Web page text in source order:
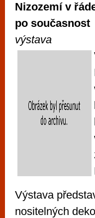
Nizozemí v
po současnost
výstava
Výstava
nositelných